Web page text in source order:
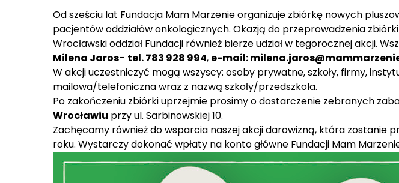
Od sześciu lat Fundacja Mam Marzenie organizuje zbiórkę nowych
pacjentów oddziałów onkologicznych. Okazją do przeprowadzenia
Wrocławski oddział Fundacji również bierze udział w tegorocznej akcji.
Milena Jaros– tel. 783 928 994, e-mail:
W akcji uczestniczyć mogą wszyscy: osoby prywatne, szkoły, firmy,
mailowa/telefoniczna wraz z nazwą szkoły/przedszkola.
Po zakończeniu zbiórki uprzejmie prosimy o dostarczenie zebranych
Wrocławiu przy ul. Sarbinowskiej 10.
Zachęcamy również do wsparcia naszej akcji darowizną, która zostanie
roku. Wystarczy dokonać wpłaty na konto główne Fundacji Mam